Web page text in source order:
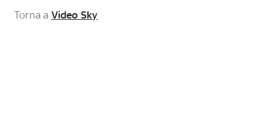
Torna a Video Sky